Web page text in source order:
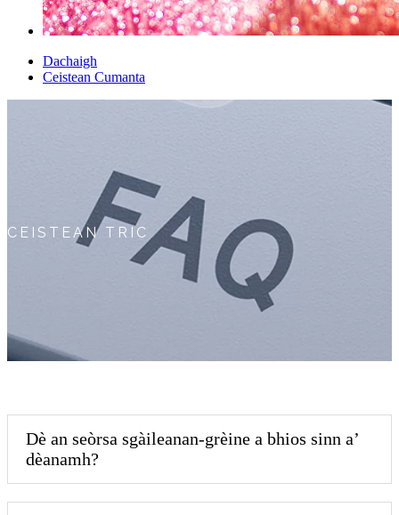
Dachaigh
Ceistean Cumanta
CEISTEAN TRIC
Dè an seòrsa sgàileanan-grèine a bhios sinn a’
dèanamh?